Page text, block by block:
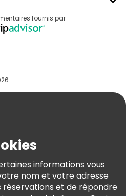
Légales
fournis par
informations vous
nom et votre adresse
réservations et de répondre